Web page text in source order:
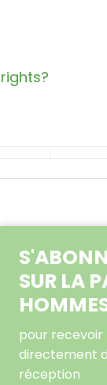
SUR LA
pour recevoir
directement
réception